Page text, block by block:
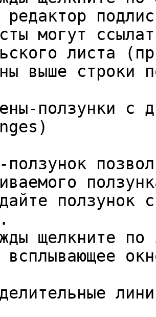
редактор
могут
листа
выше строки
ползунки с
всплывающее